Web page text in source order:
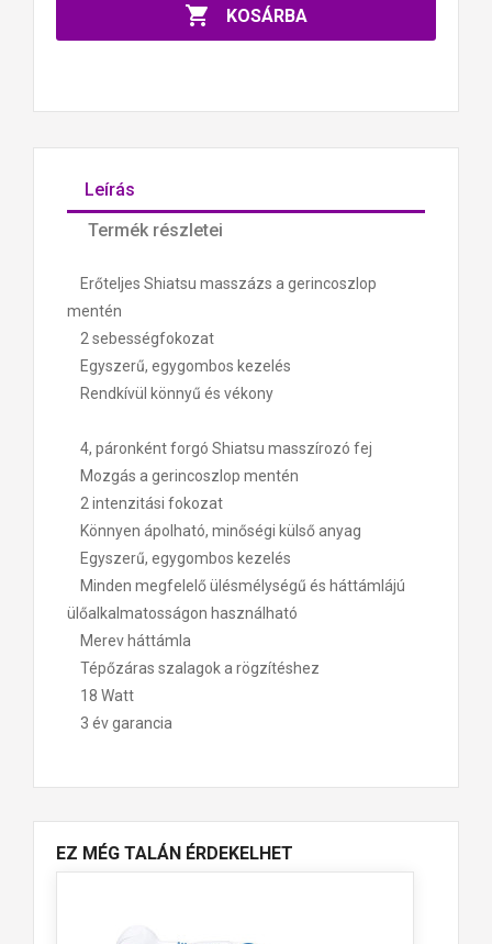
 KOSÁRBA
Leírás
Termék részletei
Erőteljes Shiatsu masszázs a gerincoszlop
mentén
2 sebességfokozat
Egyszerű, egygombos kezelés
Rendkívül könnyű és vékony
4, páronként forgó Shiatsu masszírozó fej
Mozgás a gerincoszlop mentén
2 intenzitási fokozat
Könnyen ápolható, minőségi külső anyag
Egyszerű, egygombos kezelés
Minden megfelelő ülésmélységű és háttámlájú
ülőalkalmatosságon használható
Merev háttámla
Tépőzáras szalagok a rögzítéshez
18 Watt
3 év garancia
EZ MÉG TALÁN ÉRDEKELHET